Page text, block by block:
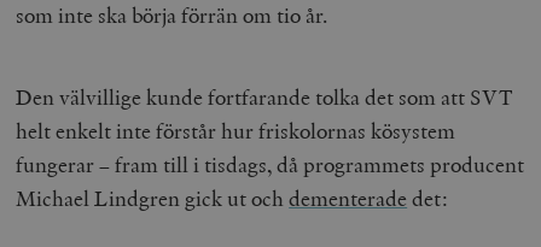
som inte ska börja förrän om tio år.
Den välvillige kunde fortfarande tolka det som att SVT
helt enkelt inte förstår hur friskolornas kösystem
fungerar– fram till i tisdags, då programmets producent
Michael Lindgren gick ut ochdementerade det: